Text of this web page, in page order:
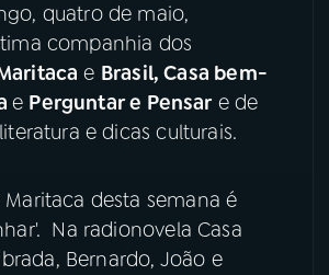
MEC
Facebook
quatro de maio,
companhia dos
e Brasil,Casa bem-
e Perguntar e Pensare de
e dicas culturais.
desta semana é
Na radionovela Casa
Bernardo, João e